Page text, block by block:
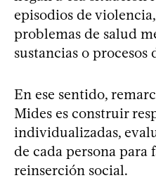
episodios de
problemas de salud
sustancias o
En ese sentido,
Mides es construir
individualizadas,
de cada persona para
reinserción social.